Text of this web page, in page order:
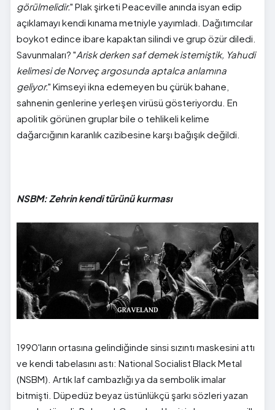
görülmelidir." Plak şirketi Peaceville anında isyan edip
açıklamayı kendi kınama metniyle yayımladı. Dağıtımcılar
boykot edince ibare kapaktan silindi ve grup özür diledi.
Savunmaları? "Arisk derken saf demek istemiştik, Yahudi
kelimesi de Norveç argosunda aptalca anlamına
geliyor." Kimseyi ikna edemeyen bu çürük bahane,
sahnenin genlerine yerleşen virüsü gösteriyordu. En
apolitik görünen gruplar bile o tehlikeli kelime
dağarcığının karanlık cazibesine karşı bağışık değildi.
NSBM: Zehrin kendi türünü kurması
1990'ların ortasına gelindiğinde sinsi sızıntı maskesini attı
ve kendi tabelasını astı: National Socialist Black Metal
(NSBM). Artık laf cambazlığı ya da sembolik imalar
bitmişti. Düpedüz beyaz üstünlükçü şarkı sözleri yazan